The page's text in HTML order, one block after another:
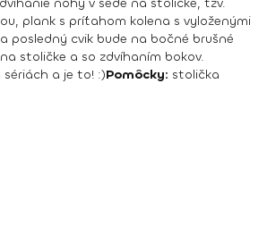
plank s príťahom kolena s vyloženými
posledný cvik bude na bočné brušné
stoličke a so zdvíhaním bokov.
a je to! :)Pomôcky: stolička